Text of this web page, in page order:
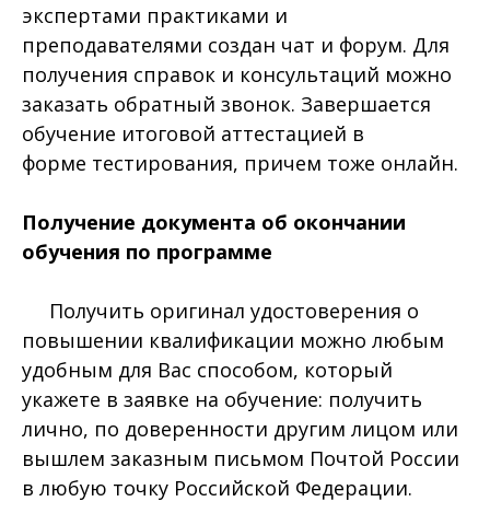
экспертами практиками и
преподавателями создан чат и форум. Для
получения справок и консультаций можно
заказать обратный звонок. Завершается
обучение итоговой аттестацией в
форме тестирования, причем тоже онлайн.
Получение документа об окончании
обучения по программе
Получить оригинал удостоверения о
повышении квалификации можно любым
удобным для Вас способом, который
укажете в заявке на обучение: получить
лично, по доверенности другим лицом или
вышлем заказным письмом Почтой России
в любую точку Российской Федерации.